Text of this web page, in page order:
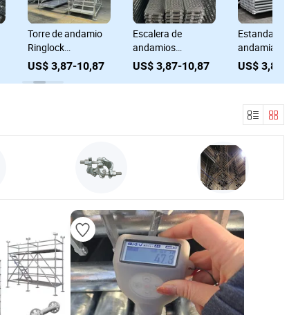
Torre de andamio
Ringlock
galvanizado en
caliente de metal
US$ 3,87-10,87
Escalera de
andamios
profesional
galvanizada en
US$ 3,87-10,87
Estandar de
andamiaje /
Travesaño /
Estribo
Anillo de
Ringlock
US$ 3,87-